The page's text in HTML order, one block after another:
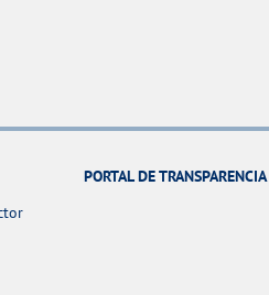
PORTAL DE TRANSPARENCIA